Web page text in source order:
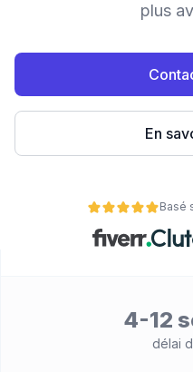
plus
En
Basé
4-12
délai